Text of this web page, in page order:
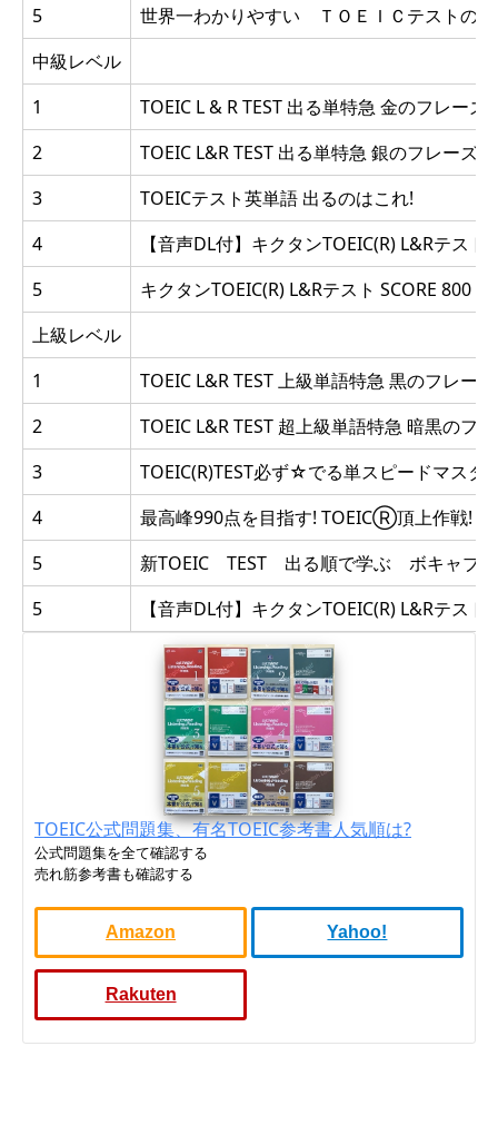
5
世界一わかりやすい ＴＯＥＩＣテストの
中級レベル
1
TOEIC L & R TEST 出る単特急 金のフレーズ
2
TOEIC L&R TEST 出る単特急 銀のフレーズ
3
TOEICテスト英単語 出るのはこれ!
4
【音声DL付】キクタンTOEIC(R) L&Rテスト
5
キクタンTOEIC(R) L&Rテスト SCORE 800
上級レベル
1
TOEIC L&R TEST 上級単語特急 黒のフレー
2
TOEIC L&R TEST 超上級単語特急 暗黒のフ
3
TOEIC(R)TEST必ず☆でる単スピードマスタ
4
最高峰990点を目指す! TOEICⓇ頂上作戦!
5
新TOEIC TEST 出る順で学ぶ ボキャブ
5
【音声DL付】キクタンTOEIC(R) L&Rテスト
TOEIC公式問題集、有名TOEIC参考書人気順は?
公式問題集を全て確認する
売れ筋参考書も確認する
Amazon Yahoo!
Rakuten